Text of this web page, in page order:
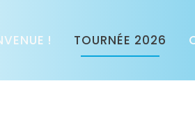
! TOURNÉE 2026